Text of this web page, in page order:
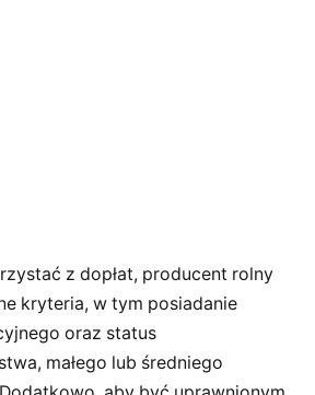
z dopłat, producent rolny
kryteria, w tym posiadanie
oraz status
małego lub średniego